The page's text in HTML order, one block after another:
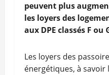
peuvent plus
les loyers des
aux DPE classés F ou
Les loyers des
énergétiques, à savoir